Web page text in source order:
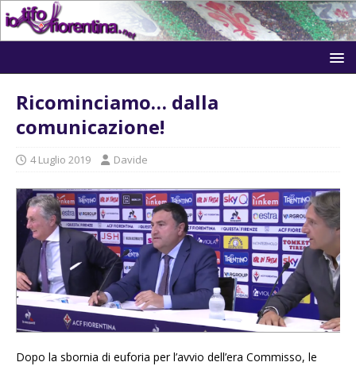
Ricominciamo… dalla
comunicazione!
4 Luglio 2019 Davide
Dopo la sbornia di euforia per l’avvio dell’era Commisso, le